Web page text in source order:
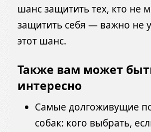
шанс защитить тех, кто не
защитить себя — важно не
этот шанс.
Также вам может
интересно
Самые долгоживущие
собак: кого выбрать,